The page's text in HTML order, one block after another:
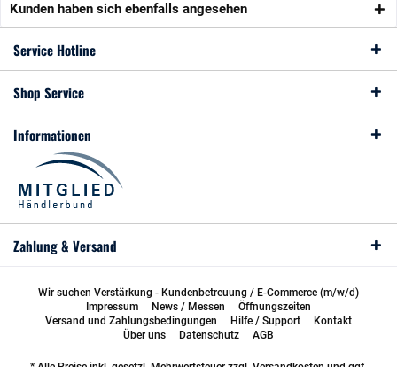
Kunden haben sich ebenfalls angesehen
Service Hotline
Shop Service
Informationen
Zahlung & Versand
Wir suchen Verstärkung - Kundenbetreuung / E-Commerce (m/w/d)
Impressum
News / Messen
Öffnungszeiten
Versand und Zahlungsbedingungen
Hilfe / Support
Kontakt
Über uns
Datenschutz AGB